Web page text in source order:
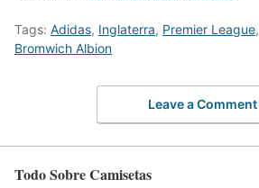
Tags: Adidas, Inglaterra, Premier League,
Bromwich Albion
Leave a Comment
Todo Sobre Camisetas